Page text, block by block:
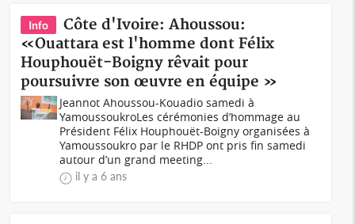
Info
Côte d'Ivoire: Ahoussou:
«Ouattara est l'homme dont Félix
Houphouët-Boigny rêvait pour
poursuivre son œuvre en équipe »
Jeannot Ahoussou-Kouadio samedi à
YamoussoukroLes cérémonies d’hommage au
Président Félix Houphouët-Boigny organisées à
Yamoussoukro par le RHDP ont pris fin samedi
autour d’un grand meeting...
il y a 6 ans